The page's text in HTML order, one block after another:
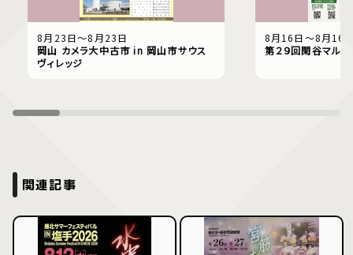
8月23日〜8月23日
岡山 カメラ大中古市 in 岡山市サウス
ヴィレッジ
8月16日〜8月16
第２９回閑谷マルシ
関連記事